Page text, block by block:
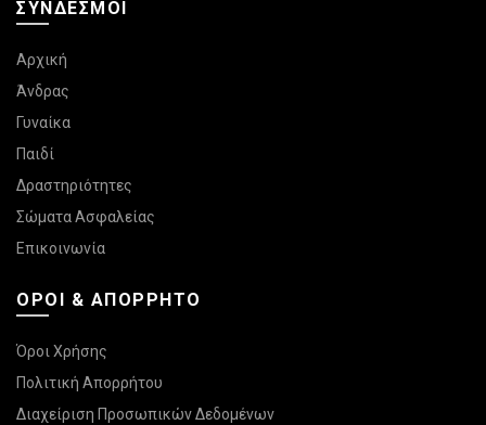
ΣΎΝΔΕΣΜΟΙ
Αρχική
Άνδρας
Γυναίκα
Παιδί
Δραστηριότητες
Σώματα Ασφαλείας
Επικοινωνία
ΌΡΟΙ & ΑΠΌΡΡΗΤΟ
Όροι Χρήσης
Πολιτική Απορρήτου
Διαχείριση Προσωπικών Δεδομένων